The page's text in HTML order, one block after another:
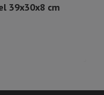
39x30x8 cm